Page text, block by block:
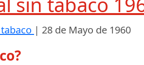
| 28 de Mayo de 1960